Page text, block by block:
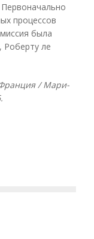
процессов
была
Роберту ле
/ Мари-